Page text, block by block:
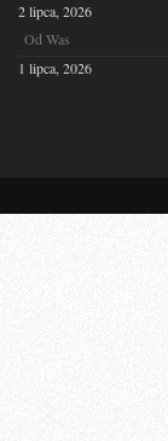
2 lipca, 2026
Od Was
1 lipca, 2026